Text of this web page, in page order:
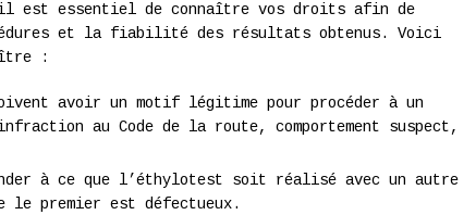
est essentiel de connaître vos droits afin de
et la fiabilité des résultats obtenus. Voici
:
avoir un motif légitime pour procéder à un
au Code de la route, comportement suspect,
à ce que l’éthylotest soit réalisé avec un autre
le premier est défectueux.